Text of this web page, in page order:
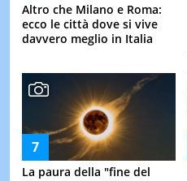
Altro che Milano e Roma:
ecco le città dove si vive
davvero meglio in Italia
La paura della "fine del